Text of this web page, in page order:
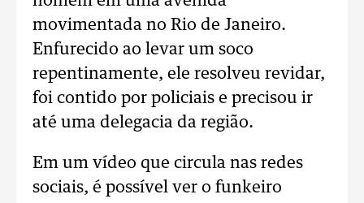
movimentada no Rio de Janeiro.
Enfurecido ao levar um soco
repentinamente, ele resolveu revidar,
foi contido por policiais e precisou ir
até uma delegacia da região.
Em um vídeo que circula nas redes
sociais, é possível ver o funkeiro